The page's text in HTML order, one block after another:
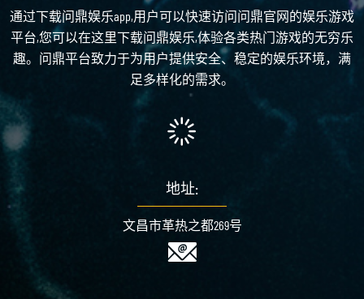
通过下载问鼎娱乐app,用户可以快速访问问鼎官网的娱乐游戏
平台,您可以在这里下载问鼎娱乐,体验各类热门游戏的无穷乐
趣。问鼎平台致力于为用户提供安全、稳定的娱乐环境，满
足多样化的需求。
地址:
文昌市革热之都269号